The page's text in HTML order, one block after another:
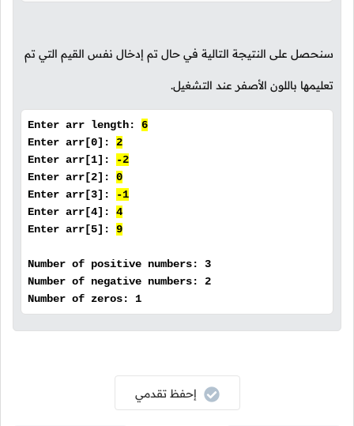
سنحصل على النتيجة التالية في حال تم إدخال نفس القيم التي تم
تعليمها باللون الأصفر عند التشغيل.
Enter arr length: 6
Enter arr[0]: 2
Enter arr[1]:
-2
Enter arr[2]: 0
Enter arr[3]:
-1
Enter arr[4]: 4
Enter arr[5]: 9
Number of positive numbers: 3
Number of negative numbers: 2
Number of zeros: 1
إحفظ تقدمي